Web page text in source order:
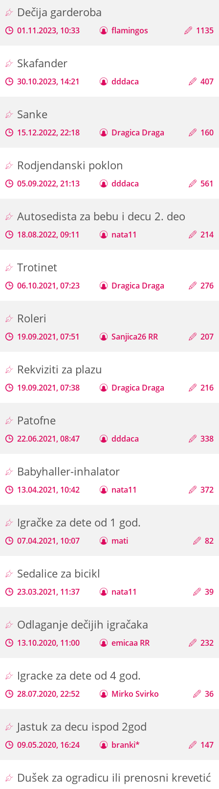
Dečija garderoba
01.11.2023, 10:33 flamingos 1135
Skafander
30.10.2023, 14:21 dddaca 407
Sanke
15.12.2022, 22:18 Dragica Draga 160
Rodjendanski poklon
05.09.2022, 21:13 dddaca 561
Autosedista za bebu i decu 2. deo
18.08.2022, 09:11 nata11 214
Trotinet
06.10.2021, 07:23 Dragica Draga 276
Roleri
19.09.2021, 07:51 Sanjica26 RR 207
Rekviziti za plazu
19.09.2021, 07:38 Dragica Draga 216
Patofne
22.06.2021, 08:47 dddaca 338
Babyhaller-inhalator
13.04.2021, 10:42 nata11 372
Igračke za dete od 1 god.
07.04.2021, 10:07 mati 82
Sedalice za bicikl
23.03.2021, 11:37 nata11 39
Odlaganje dečijih igračaka
13.10.2020, 11:00 emicaa RR 232
Igracke za dete od 4 god.
28.07.2020, 22:52 Mirko Svirko 36
Jastuk za decu ispod 2god
09.05.2020, 16:24 branki* 147
Dušek za ogradicu ili prenosni krevetić